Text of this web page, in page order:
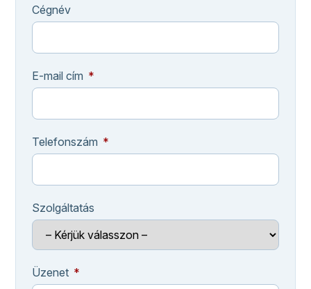
Cégnév
E-mail cím
Telefonszám
Szolgáltatás
Üzenet